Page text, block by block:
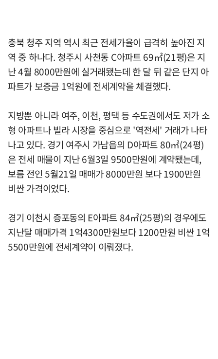
충북 청주 지역 역시 최근 전세가율이 급격히 높아진 지
역 중 하나다. 청주시 사천동 C아파트 69㎡(21평)은 지
난 4월 8000만원에 실거래됐는데 한 달 뒤 같은 단지 아
파트가 보증금 1억원에 전세계약을 체결했다.
지방뿐 아니라 여주, 이천, 평택 등 수도권에서도 저가 소
형 아파트나 빌라 시장을 중심으로 '역전세' 거래가 나타
나고 있다. 경기 여주시 가남읍의 D아파트 80㎡(24평)
은 전세 매물이 지난 6월3일 9500만원에 계약됐는데,
보름 전인 5월21일 매매가 8000만원 보다 1900만원
비싼 가격이었다.
경기 이천시 증포동의 E아파트 84㎡(25평)의 경우에도
지난달 매매가격 1억4300만원보다 1200만원 비싼 1억
5500만원에 전세계약이 이뤄졌다.